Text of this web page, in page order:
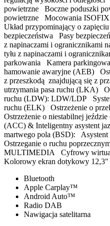
powietrzne Boczne poduszki
powietrzne Mocowania
Układ przypominający o
bezpieczeństwa Pasy
z napinaczami i ogranicznikami
tyłu z napinaczami i
parkowania Kamera
hamowanie awaryjne (AEB)
z przeszkodą znajdującą się z
utrzymania pasa ruchu (LKA)
ruchu (LDW): LDW/LDP
ruchu (ELK) Ostrzeżenie o
Ostrzeżenie o niestabilnej
(ACC) & Inteligentny asystent
martwego pola (BSD): Asystent
Ostrzeganie o ruchu
MULTIMEDIA Cyfrowy
Kolorowy ekran dotykowy
Bluetooth
Apple Carplay™
Android Auto™
Radio DAB
Nawigacja satelitarna